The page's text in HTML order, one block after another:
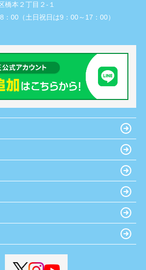
橋本２丁目２-１
：00（土日祝日は9：00～17：00）